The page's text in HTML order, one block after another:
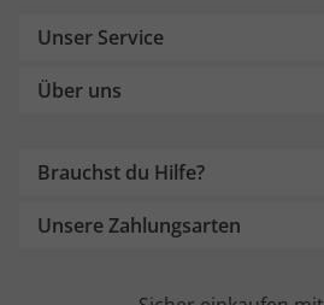
Unser Service
Über uns
Brauchst du Hilfe?
Unsere Zahlungsarten